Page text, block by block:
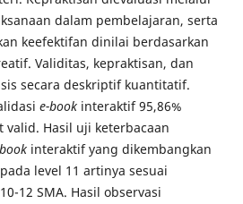
dalam pembelajaran, serta
keefektifan dinilai berdasarkan
Validitas, kepraktisan, dan
secara deskriptif kuantitatif.
e-bookinteraktif 95,86%
Hasil uji keterbacaan
interaktif yang dikembangkan
level 11 artinya sesuai
12 SMA. Hasil observasi